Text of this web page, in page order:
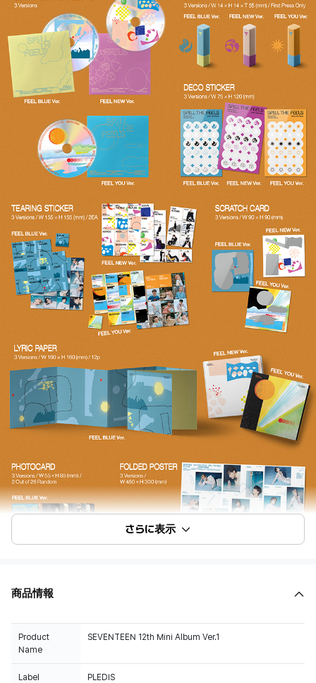
さらに表示
商品情報
Product
Name
SEVENTEEN 12th Mini Album Ver.1
Label PLEDIS